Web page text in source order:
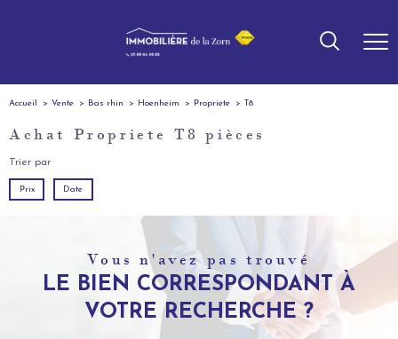
Accueil Vente Bas rhin Hoenheim Propriete T8
Achat Propriete T8 pièces
Trier par
Prix Date
Vous n'avez pas trouvé
LE BIEN CORRESPONDANT À
VOTRE RECHERCHE ?